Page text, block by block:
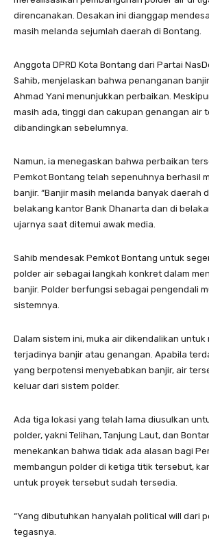
direncanakan. Desakan ini dianggap
masih melanda sejumlah daerah di Bontang.
Anggota DPRD Kota Bontang dari Partai
Sahib, menjelaskan bahwa penanganan
Ahmad Yani menunjukkan perbaikan.
masih ada, tinggi dan cakupan genangan air
dibandingkan sebelumnya.
Namun, ia menegaskan bahwa perbaikan
Pemkot Bontang telah sepenuhnya berhasil
banjir. “Banjir masih melanda banyak daerah
belakang kantor Bank Dhanarta dan di
ujarnya saat ditemui awak media.
Sahib mendesak Pemkot Bontang untuk
polder air sebagai langkah konkret dalam
banjir. Polder berfungsi sebagai pengendali
sistemnya.
Dalam sistem ini, muka air dikendalikan untuk
terjadinya banjir atau genangan. Apabila
yang berpotensi menyebabkan banjir, air
keluar dari sistem polder.
Ada tiga lokasi yang telah lama diusulkan
polder, yakni Telihan, Tanjung Laut, dan
menekankan bahwa tidak ada alasan bagi
membangun polder di ketiga titik tersebut,
untuk proyek tersebut sudah tersedia.
“Yang dibutuhkan hanyalah political will dari
tegasnya.